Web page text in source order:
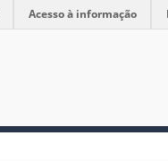
Acesso à informação